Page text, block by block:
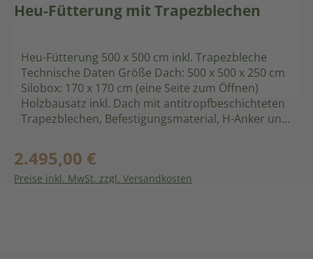
Heu-Fütterung mit Trapezblechen
Heu-Fütterung 500 x 500 cm inkl. Trapezbleche
Technische Daten Größe Dach: 500 x 500 x 250 cm
Silobox: 170 x 170 cm (eine Seite zum Öffnen)
Holzbausatz inkl. Dach mit antitropfbeschichteten
Trapezblechen, Befestigungsmaterial, H-Anker und
und Futter stehen im Trockenen geschlossener
Boden: Heu fällt nicht durch mit Futternetz
kombinierbar ganze Heuballen passen in die
Regulärer Preis:
2.495,00 €
Preise inkl. MwSt. zzgl. Versandkosten